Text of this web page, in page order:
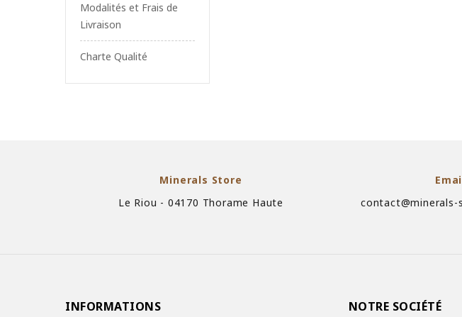
Modalités et Frais de
Livraison
Charte Qualité
Minerals Store
Le Riou - 04170 Thorame Haute
INFORMATIONS NOTRE SOCIÉTÉ